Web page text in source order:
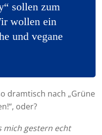
sollen zum
wollen ein
und vegane
dramtisch nach „Grüne
oder?
mich gestern echt